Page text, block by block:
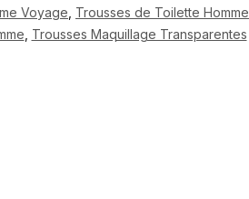
Voyage Trousses de Toilette Homme
Trousses Maquillage Transparentes